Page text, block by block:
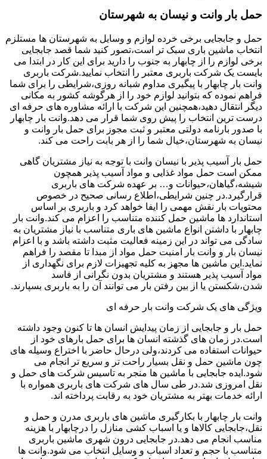
حمل بار وانت و نیسان به شهرستان
حمل و جابجایی برخی خرده لوازم و وسایل به شهرستان ها مستلزم
انتخاب ماشین باری سبک تر است،تصور کنید شما قصد جابجایی
برخی لوازم را از چابهار به جنوب را دارید برای این کار در ابتدا می
بایست یک شرکت باربری معتبر را انتخاب نمایید.شرکت باربری
وانت بار چابهار با پیگیری مداوم شبانه روزی،شرایطی را برای شما
فراهم نموده که بتوانید لوازم خود را از هرگوشه کشور به مکانی
دیگر انتقال دهید،همچنین این شرکت با ارائه مشاوره های حرفه ای
درست ترین انتخاب را پیش روی شما قرار می دهد.وانت بار چابهار
با صدور بارنامه دولتی معتبر و ثبت مجوز برای حمل بار وانت و
نیسان به شهرستان،خیال شما را از هر بابت راحت می کند.
حمل بار آسیب پذیر با نیسان وانت با توجه به نیاز مشتریان گاهی
ممکن است حمل مواد غذایی و مواد آسیب پذیر همچون
شیشه،گیاهان،حیوانات و… بر عهده شرکت های باربری
قرارگیرد.در چنین شرایطی،اطلاع رسانی صحیح در خصوص
محتویات بار نقش مهمی را ایفا خواهد کرد و باربری بر اساس
استاندارد ها ماشین حمل کننده متناسب را اعزام می کند.وانت بار
چابهار با داشتن انواع ماشین های باری متناسب با نیاز مشتریان به
سادگی می تواند در این زمینه فعالیت مثبت داشته باشد و با اعزام
نیسان بار و وانت بار امنیت حمل مواد از مبدا تا مقصد را فراهم
نماید.این ماشین ها مجهز به کلیه تجهیزات لازم برای نگهداری از
مواد آسیب پذیر هستند و مشتریان بدون نگرانی از فاسد
شدن،شکستن یا از بین رفتن بار می توانند آن را به باربری بسپارند.
ویژگی های یک شرکت وانت بار حرفه ای
حمل بار و جابجایی از زمان پیدایش انسان ها تا کنون وجود داشته
است.در زمان های گذشته انسان ها برای حمل بارهای خود از
حیوانات استفاده می کردند،ولی درحال حاضر با اختراع وسیله های
چون ماشین حمل و نقل بسیار راحت تر و سریع تر انجام می
شود.ایده جابجایی با ماشین ها منجر به تاسیس شرکت های حمل و
نقل امروزی شد.در طی سال های شرکت های باربری همواره با
ارائه خدمات بهتر به مشتریان خود به رقابت پرداخته اند.
وانت بار چابهار با بکارگیری ماشین های باربری مدرن و حمل و
نقل،جابجایی کالاها و یا اسباب کشی منازل را درچابهار با هزینه
مناسب انجام می دهد.در جابجایی درون شهری ماشین باربری
متناسب با حجم و تعداد اسباب و وسایل انتخاب می شود.وانت ها